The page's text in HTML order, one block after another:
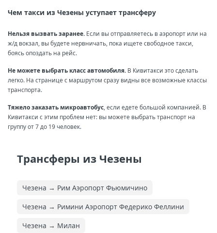
Чем такси из Чезены уступает трансферу
Нельзя вызвать заранее. Если вы отправляетесь в аэропорт или на
ж/д вокзал, вы будете нервничать, пока ищете свободное такси,
боясь опоздать на рейс.
Не можете выбрать класс автомобиля. В Кивитакси это сделать
легко. На странице с маршрутом сразу видны все возможные классы
транспорта.
Тяжело заказать микроавтобус, если едете большой компанией. В
Кивитакси с этим проблем нет: вы можете выбрать транспорт на
группу от 7 до 19 человек.
Трансферы из Чезены
Чезена → Рим Аэропорт Фьюмичино
Чезена → Римини Аэропорт Федерико Феллини
Чезена → Милан